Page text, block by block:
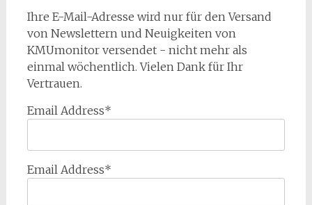
Ihre E-Mail-Adresse wird nur für den Versand
von Newslettern und Neuigkeiten von
KMUmonitor versendet - nicht mehr als
einmal wöchentlich. Vielen Dank für Ihr
Vertrauen.
Email Address*
Email Address*